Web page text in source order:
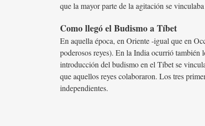
que la mayor parte de la agitación se
Como llegó el Budismo a Tíbet
En aquella época, en Oriente -igual que en
poderosos reyes). En la India ocurrió
introducción del budismo en el Tíbet se
que aquellos reyes colaboraron. Los tres
independientes.